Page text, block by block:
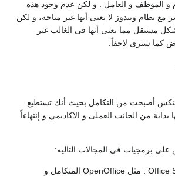
و الموظف و العامل . و لكن عدم وجود هذه
نظام ويندوز لا يعنى أنها غير متاحة، و لكن
مستقل مما يعنى أنها فى الغالب غير
كما سنرى لاحقاً.
أصبحت من التكامل بحيث أنك تستطيع
بداية من الجانب العملى و الاكاديمي و إنتهاءاً
برمجيات فى المجالات التاليه:
- برامج المكتب Office Suites : مثل OpenOffice المتكامل و